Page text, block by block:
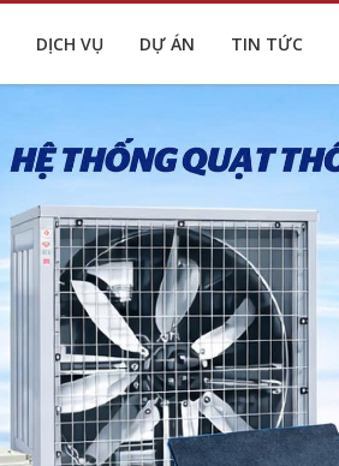
DỊCH VỤ DỰ ÁN TIN TỨC